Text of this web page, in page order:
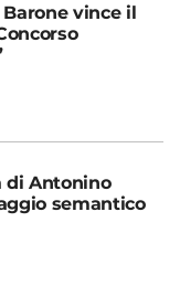
vince il
di Antonino
semantico